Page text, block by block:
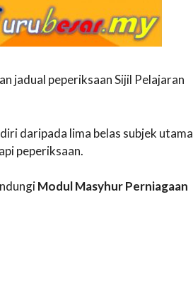
jadual peperiksaan Sijil Pelajaran
daripada lima belas subjek utama
peperiksaan.
Modul Masyhur Perniagaan